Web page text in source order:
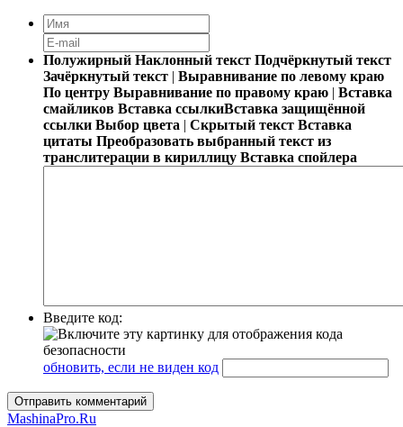
Полужирный Наклонный текст Подчёркнутый текст
Зачёркнутый текст | Выравнивание по левому краю
По центру Выравнивание по правому краю | Вставка
смайликов Вставка ссылкиВставка защищённой
ссылки Выбор цвета | Скрытый текст Вставка
цитаты Преобразовать выбранный текст из
транслитерации в кириллицу Вставка спойлера
Введите код:
обновить, если не виден код
Отправить комментарий
MashinaPro.Ru